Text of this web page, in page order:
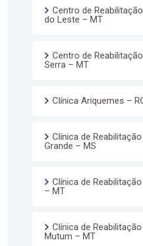
Centro de
do Leste – MT
Centro de
Serra – MT
Clínica Ariquemes –
Clínica de
Grande – MS
Clínica de
– MT
Clínica de
Mutum – MT